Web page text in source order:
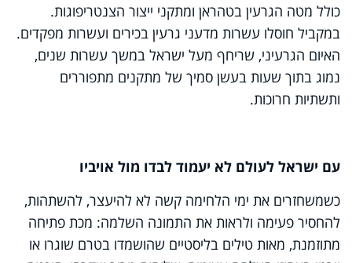
כולל מטה הגרעין בטהראן ומתקני ייצור הצנטריפוגות.
במקביל חוסלו עשרות מדעני גרעין בכירים ועשרות מפקדים.
האיום הגרעיני, שריחף מעל ישראל במשך עשרות שנים,
נמוג בתוך שעות בעשן סמיך של מתקנים מתפוררים
ותשתיות חרוכות.
עם ישראל לעולם לא יעמוד לבדו מול אויביו
כשמשחזרים את ימי הלחימה קשה לא להיעצר, להשתהות,
להחסיר פעימה ולראות את התמונה השלמה: מכת פתיחה
מתוזמנת, מאות טילים בליסטיים שהושמדו בטרם שוגרו או